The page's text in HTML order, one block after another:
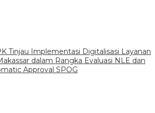
Tinjau Implementasi Digitalisasi Layanan
dalam Rangka Evaluasi NLE dan
Approval SPOG